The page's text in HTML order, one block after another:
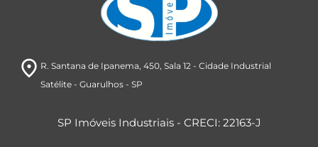
room R. Santana de Ipanema, 450, Sala 12- Cidade Industrial
Satélite - Guarulhos- SP
SP Imóveis Industriais - CRECI: 22163-J